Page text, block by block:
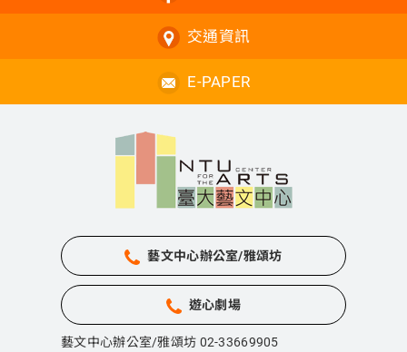
交通資訊
E-PAPER
藝文中心辦公室/雅頌坊
遊心劇場
藝文中心辦公室/雅頌坊 02-33669905